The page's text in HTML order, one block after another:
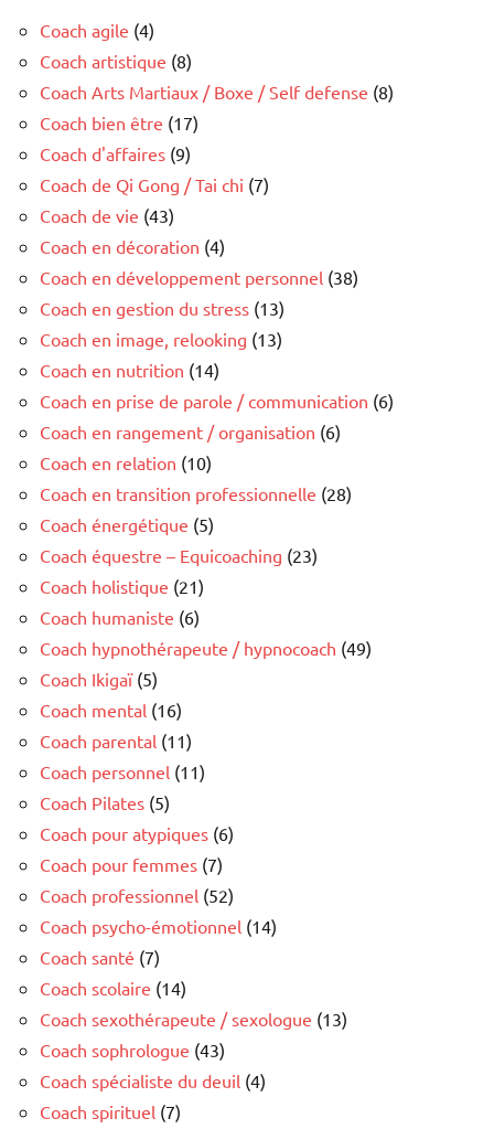
Coach agile (4)
Coach artistique (8)
Coach Arts Martiaux / Boxe / Self defense (8)
Coach bien être (17)
Coach d'affaires (9)
Coach de Qi Gong / Tai chi (7)
Coach de vie (43)
Coach en décoration (4)
Coach en développement personnel (38)
Coach en gestion du stress (13)
Coach en image, relooking (13)
Coach en nutrition (14)
Coach en prise de parole / communication (6)
Coach en rangement / organisation (6)
Coach en relation (10)
Coach en transition professionnelle (28)
Coach énergétique (5)
Coach équestre – Equicoaching (23)
Coach holistique (21)
Coach humaniste (6)
Coach hypnothérapeute / hypnocoach (49)
Coach Ikigaï(5)
Coach mental (16)
Coach parental (11)
Coach personnel (11)
Coach Pilates (5)
Coach pour atypiques (6)
Coach pour femmes (7)
Coach professionnel (52)
Coach psycho-émotionnel (14)
Coach santé (7)
Coach scolaire (14)
Coach sexothérapeute / sexologue (13)
Coach sophrologue (43)
Coach spécialiste du deuil (4)
Coach spirituel (7)